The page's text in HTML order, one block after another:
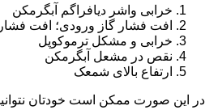
خرابی واشر دیافراگم آبگرمکن
افت فشار گاز ورودی؛ افت
خرابی و مشکل ترموکوپل
نقص در مشعل آبگرمکن
ارتفاع بالای شمعک
در این صورت ممکن است خودتان